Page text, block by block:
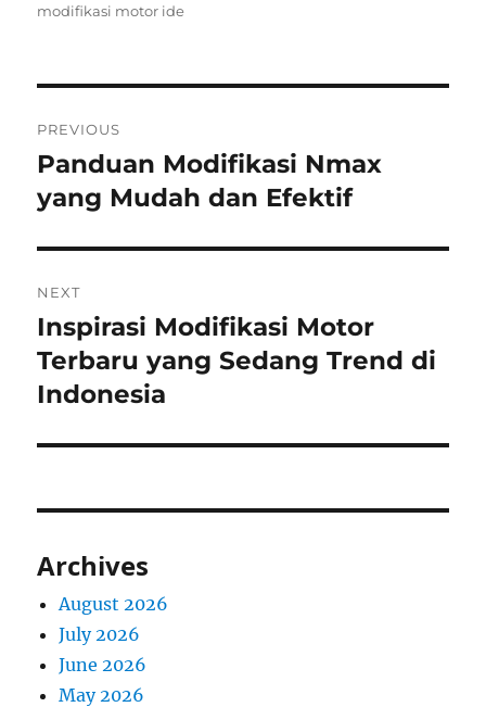
on
modifikasi motor ide
navigation
PREVIOUS
Previous
post:
Panduan Modifikasi Nmax
yang Mudah dan Efektif
NEXT
Next
post:
Inspirasi Modifikasi Motor
Terbaru yang Sedang Trend di
Indonesia
Archives
August 2026
July 2026
June 2026
May 2026